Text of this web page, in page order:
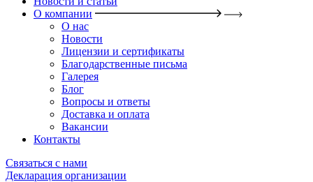
О компании
О нас
Новости
Лицензии и сертификаты
Благодарственные письма
Галерея
Блог
Вопросы и ответы
Доставка и оплата
Вакансии
Контакты
Связаться с нами
Декларация организации